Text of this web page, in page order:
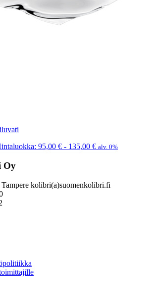
95,00 € - 135,00 € alv. 0%
Oy
kolibri(a)suomenkolibri.fi